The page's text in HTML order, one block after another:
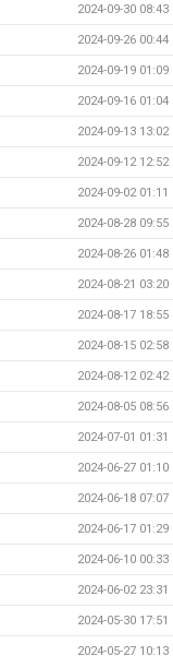
2024-09-30 08:43
2024-09-26 00:44
2024-09-19 01:09
2024-09-16 01:04
2024-09-13 13:02
2024-09-12 12:52
2024-09-02 01:11
2024-08-28 09:55
2024-08-26 01:48
2024-08-21 03:20
2024-08-17 18:55
2024-08-15 02:58
2024-08-12 02:42
2024-08-05 08:56
2024-07-01 01:31
2024-06-27 01:10
2024-06-18 07:07
2024-06-17 01:29
2024-06-10 00:33
2024-06-02 23:31
2024-05-30 17:51
2024-05-27 10:13